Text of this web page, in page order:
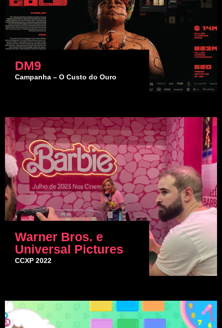
DM9
Campanha – O Custo do Ouro
Warner Bros. e
Universal Pictures
CCXP 2022